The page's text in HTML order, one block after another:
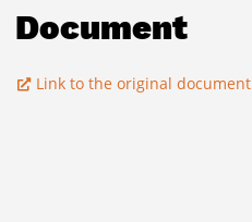
Document
Link to the original document